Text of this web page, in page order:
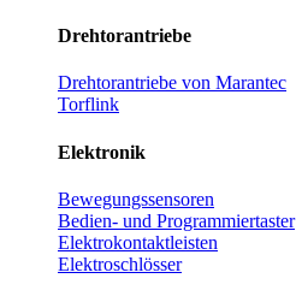
Drehtorantriebe
Drehtorantriebe von Marantec
Torflink
Elektronik
Bewegungssensoren
Bedien- und Programmiertaster
Elektrokontaktleisten
Elektroschlösser